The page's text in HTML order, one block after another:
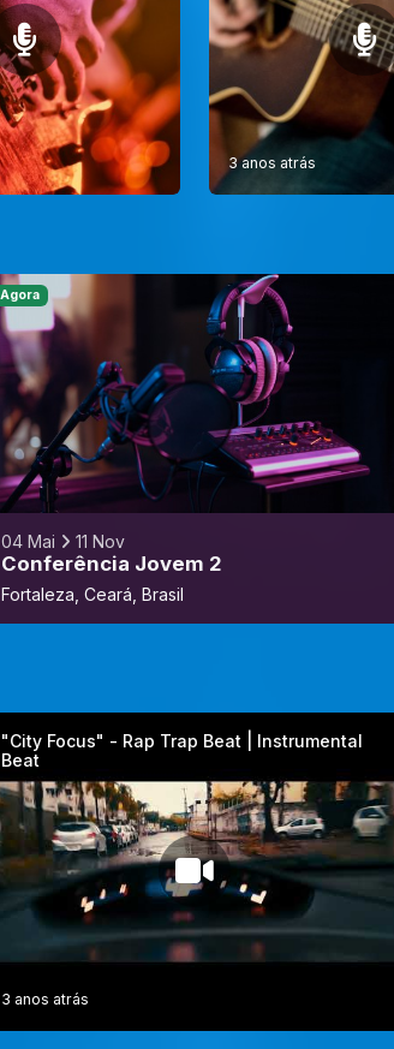
3 anos atrás
04 Mai 11 Nov
Conferência Jovem 2
Fortaleza, Ceará, Brasil
Agora
"City Focus" - Rap Trap Beat | Instrumental
Beat
3 anos atrás